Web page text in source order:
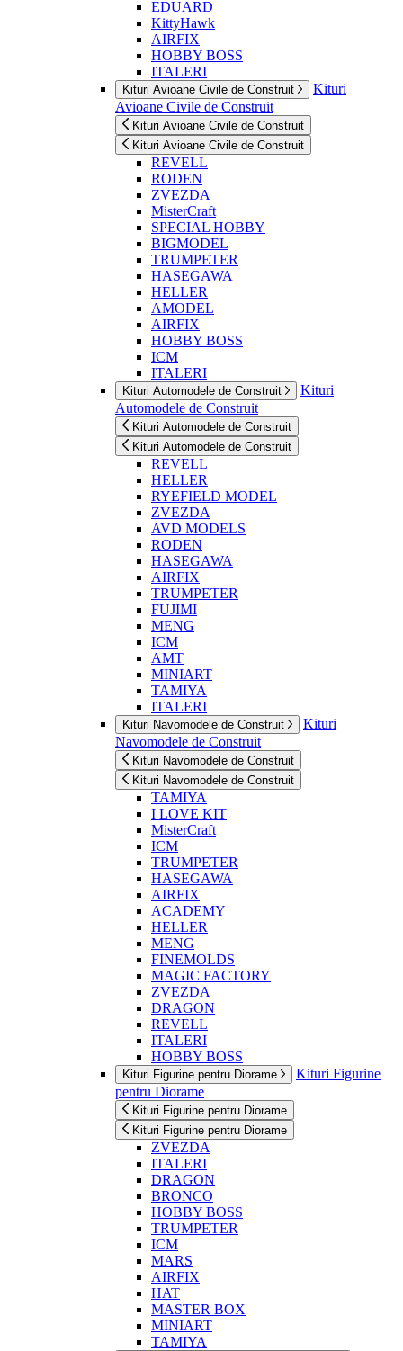
EDUARD
KittyHawk
AIRFIX
HOBBY BOSS
ITALERI
Kituri Avioane Civile de Construit
Kituri
Avioane Civile de Construit
Kituri Avioane Civile de Construit
Kituri Avioane Civile de Construit
REVELL
RODEN
ZVEZDA
MisterCraft
SPECIAL HOBBY
BIGMODEL
TRUMPETER
HASEGAWA
HELLER
AMODEL
AIRFIX
HOBBY BOSS
ICM
ITALERI
Kituri Automodele de Construit
Kituri
Automodele de Construit
Kituri Automodele de Construit
Kituri Automodele de Construit
REVELL
HELLER
RYEFIELD MODEL
ZVEZDA
AVD MODELS
RODEN
HASEGAWA
AIRFIX
TRUMPETER
FUJIMI
MENG
ICM
AMT
MINIART
TAMIYA
ITALERI
Kituri Navomodele de Construit
Kituri
Navomodele de Construit
Kituri Navomodele de Construit
Kituri Navomodele de Construit
TAMIYA
I LOVE KIT
MisterCraft
ICM
TRUMPETER
HASEGAWA
AIRFIX
ACADEMY
HELLER
MENG
FINEMOLDS
MAGIC FACTORY
ZVEZDA
DRAGON
REVELL
ITALERI
HOBBY BOSS
Kituri Figurine pentru Diorame
Kituri Figurine
pentru Diorame
Kituri Figurine pentru Diorame
Kituri Figurine pentru Diorame
ZVEZDA
ITALERI
DRAGON
BRONCO
HOBBY BOSS
TRUMPETER
ICM
MARS
AIRFIX
HAT
MASTER BOX
MINIART
TAMIYA